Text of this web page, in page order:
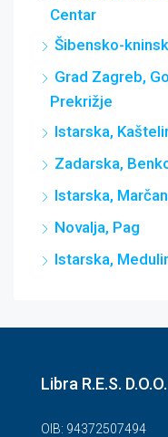
Centar
Šibensko-
Grad Zagreb,
Prekrižje
Istarska,
Zadarska,
Istarska,
Novalja, Pag
Istarska,
Libra R.E.S. D.O.O.
OIB: 94372507494